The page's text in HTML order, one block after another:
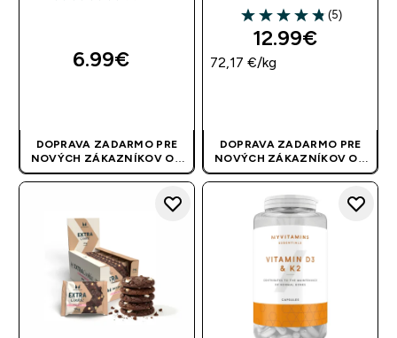
6.99€‎
DOPRAVA ZADARMO PRE
NOVÝCH ZÁKAZNÍKOV OD
40 EUR| AKCIA SA APLIKUJE
AUTOMATICKY
4.8 out of 5 stars
(5)
12.99€‎
72,17 €‎/kg
DOPRAVA ZADARMO PRE
NOVÝCH ZÁKAZNÍKOV OD
40 EUR| AKCIA SA APLIKUJE
AUTOMATICKY